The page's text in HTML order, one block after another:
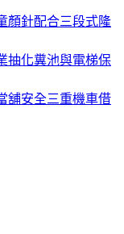
顏針配合三段式隆
抽化糞池與電梯保
舖安全三重機車借